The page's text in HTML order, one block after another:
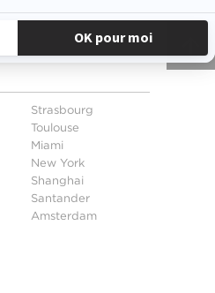
Strasbourg
Toulouse
Miami
New York
Shanghai
Santander
Amsterdam